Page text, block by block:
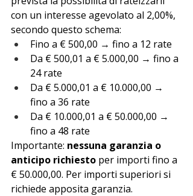
con un interesse agevolato al 2,00%,
secondo questo schema:
Fino a € 500,00 → fino a 12 rate
Da € 500,01 a € 5.000,00 → fino a
24 rate
Da € 5.000,01 a € 10.000,00 →
fino a 36 rate
Da € 10.000,01 a € 50.000,00 →
fino a 48 rate
Importante: nessuna garanzia o
anticipo richiesto per importi fino a
€ 50.000,00. Per importi superiori si
richiede apposita garanzia.